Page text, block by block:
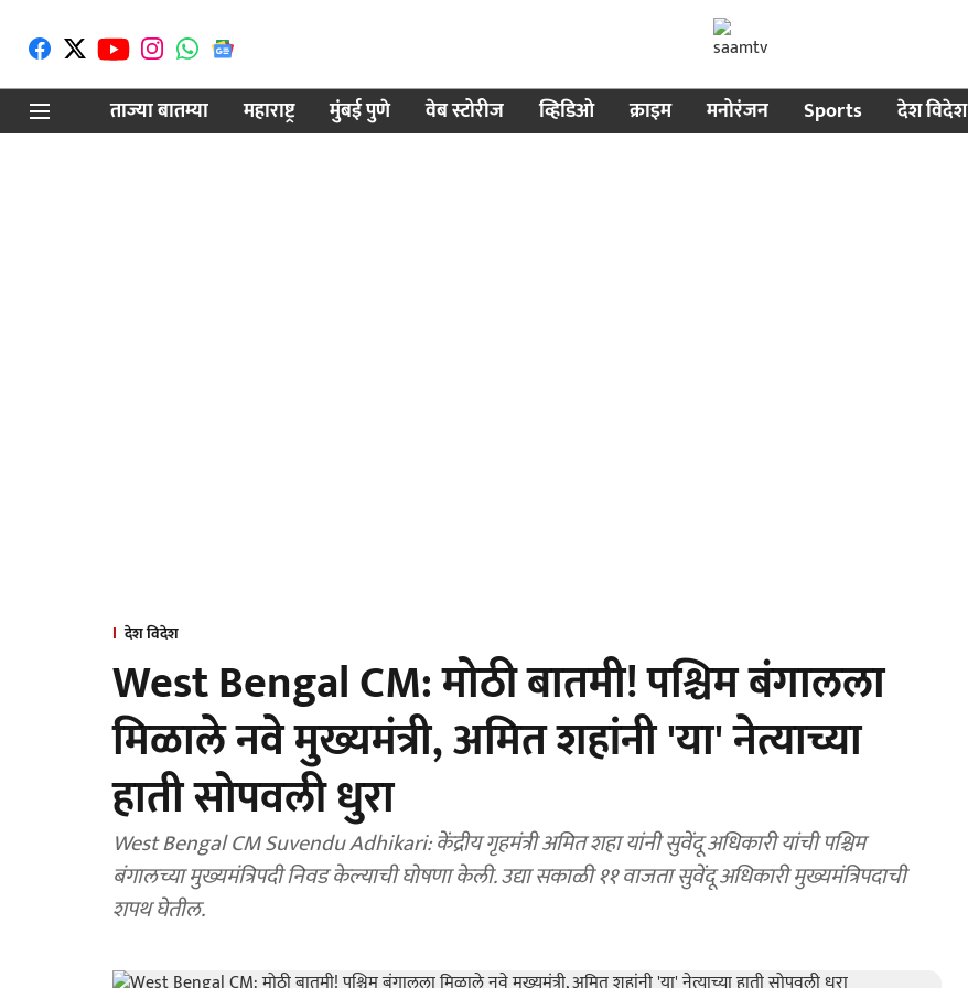
ताज्या बातम्या
महाराष्ट्र मुंबई पुणे वेब स्टोरीज व्हिडिओ क्राइम मनोरंजन Sports देश विदेश
देश विदेश
West Bengal CM: मोठी बातमी! पश्चिम बंगालला
मिळाले नवे मुख्यमंत्री, अमित शहांनी 'या' नेत्याच्या
हाती सोपवली धुरा
West Bengal CM Suvendu Adhikari: केंद्रीय गृहमंत्री अमित शहा यांनी सुवेंदू अधिकारी यांची पश्चिम
बंगालच्या मुख्यमंत्रिपदी निवड केल्याची घोषणा केली. उद्या सकाळी ११ वाजता सुवेंदू अधिकारी मुख्यमंत्रिपदाची
शपथ घेतील.